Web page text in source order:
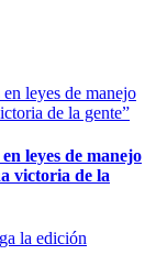
leyes de manejo
victoria de la